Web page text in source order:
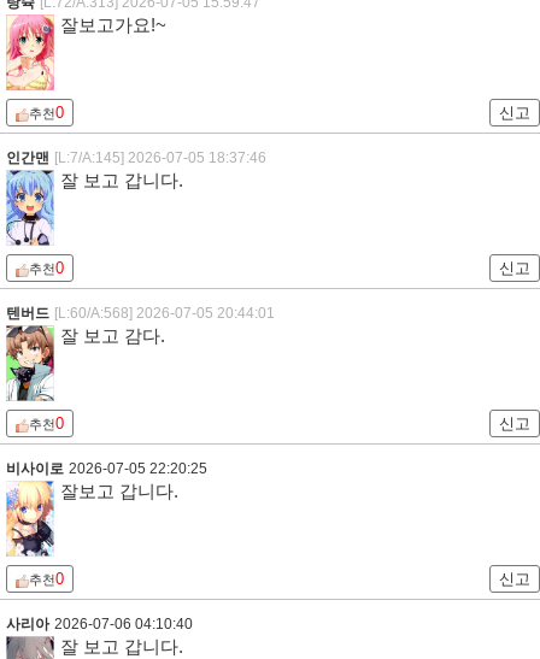
잘보고가요!~
추천0 신고
인간맨 [L:7/A:145] 2026-07-05 18:37:46
잘 보고 갑니다.
추천0 신고
텐버드 [L:60/A:568] 2026-07-05 20:44:01
잘 보고 감다.
추천0 신고
비사이로 2026-07-05 22:20:25
잘보고 갑니다.
추천0 신고
사리아 2026-07-06 04:10:40
잘 보고 갑니다.